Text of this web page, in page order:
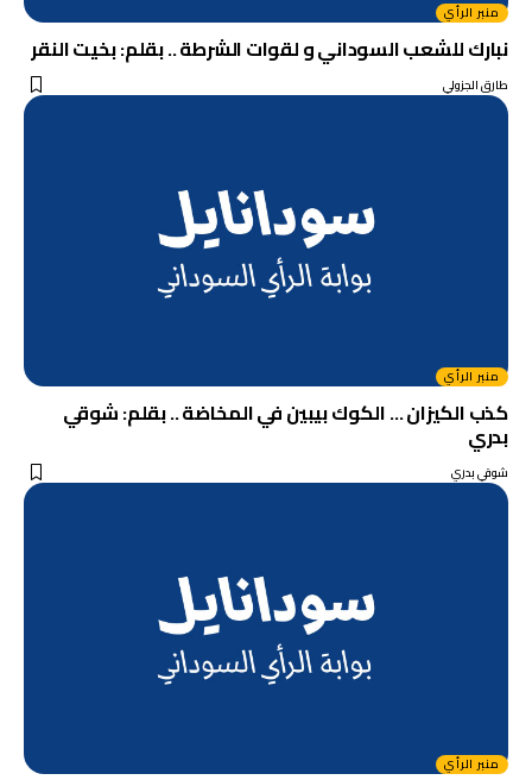
منبر الرأي
نبارك للشعب السوداني و لقوات الشرطة .. بقلم: بخيت النقر
طارق الجزولي
منبر الرأي
كذب الكيزان … الكوك بيبين في المخاضة .. بقلم: شوقي
بدري
شوقي بدري
منبر الرأي